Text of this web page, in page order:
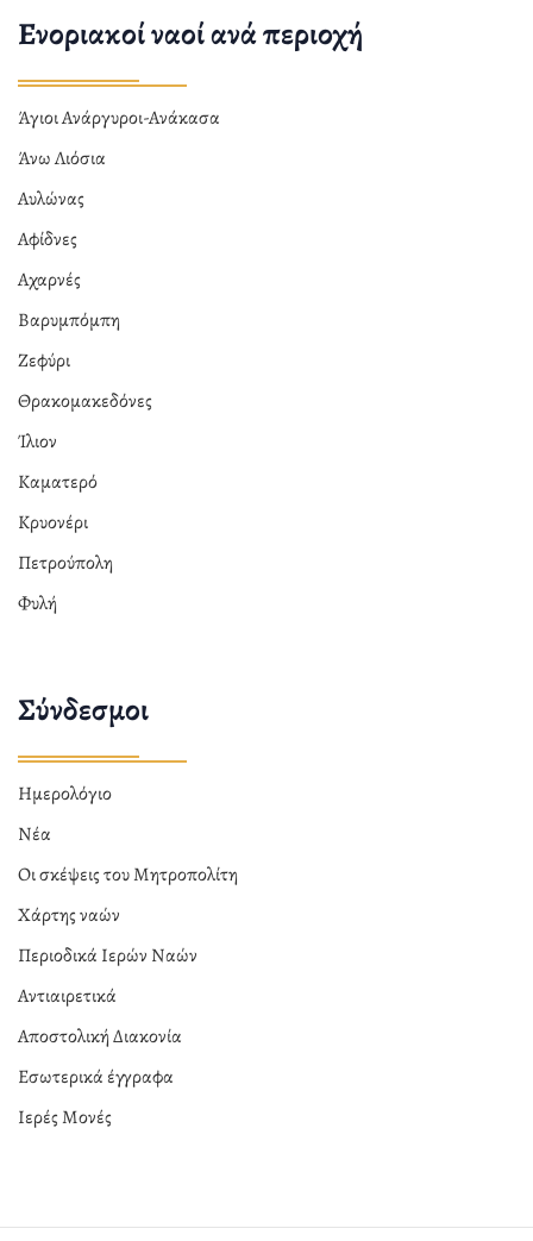
Ενοριακοί ναοί ανά περιοχή
Άγιοι Ανάργυροι-Ανάκασα
Άνω Λιόσια
Αυλώνας
Αφίδνες
Αχαρνές
Βαρυμπόμπη
Ζεφύρι
Θρακομακεδόνες
Ίλιον
Καματερό
Κρυονέρι
Πετρούπολη
Φυλή
Σύνδεσμοι
Ημερολόγιο
Νέα
Οι σκέψεις του Μητροπολίτη
Χάρτης ναών
Περιοδικά Ιερών Ναών
Αντιαιρετικά
Αποστολική Διακονία
Εσωτερικά έγγραφα
Ιερές Μονές